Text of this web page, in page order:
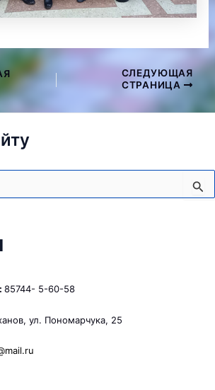
СЛЕДУЮЩАЯ
СТРАНИЦА
85744- 5-60-58
ул. Пономарчука, 25